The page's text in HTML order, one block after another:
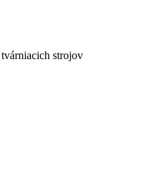
strojov